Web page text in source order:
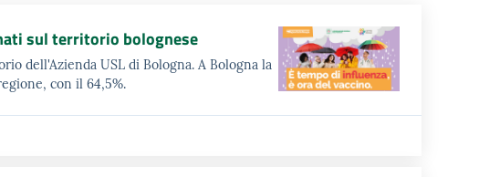
sul territorio bolognese
dell'Azienda USL di Bologna. A Bologna la
con il 64,5%.